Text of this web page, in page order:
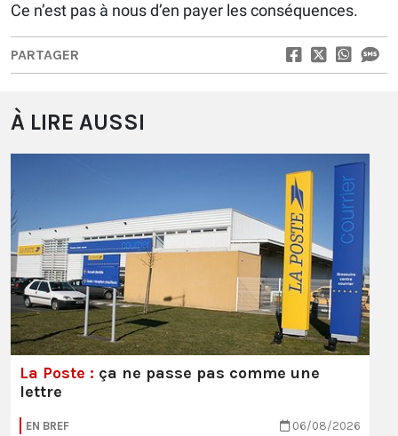
Ce n’est pas à nous d’en payer les conséquences.
PARTAGER
À LIRE AUSSI
La Poste : ça ne passe pas comme une
lettre
EN BREF 06/08/2026